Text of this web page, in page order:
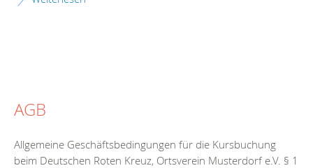
AGB
Allgemeine Geschäftsbedingungen für die Kursbuchung
beim Deutschen Roten Kreuz, Ortsverein Musterdorf e.V. § 1